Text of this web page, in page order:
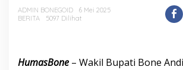
l
n
ADMIN BONEGOID
6 Mei 2025
BERITA
5097 Dilihat
HumasBone – Wakil Bupati Bone